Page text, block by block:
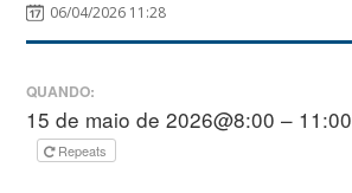
06/04/2026 11:28
QUANDO:
15 de maio de 2026@8:00 – 11:00
Repeats